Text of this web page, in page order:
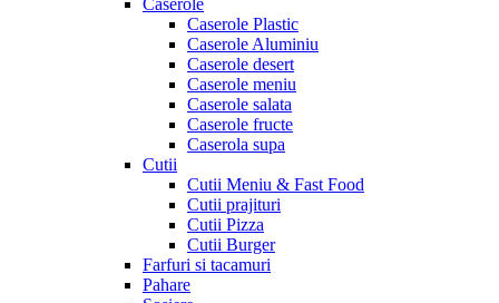
Caserole
Caserole Plastic
Caserole Aluminiu
Caserole desert
Caserole meniu
Caserole salata
Caserole fructe
Caserola supa
Cutii
Cutii Meniu & Fast Food
Cutii prajituri
Cutii Pizza
Cutii Burger
Farfuri si tacamuri
Pahare